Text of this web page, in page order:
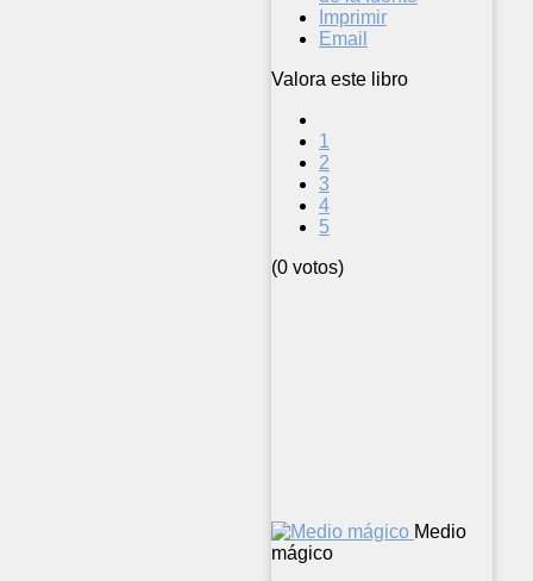
Imprimir
Email
Valora este libro
1
2
3
4
5
(0 votos)
Medio
mágico